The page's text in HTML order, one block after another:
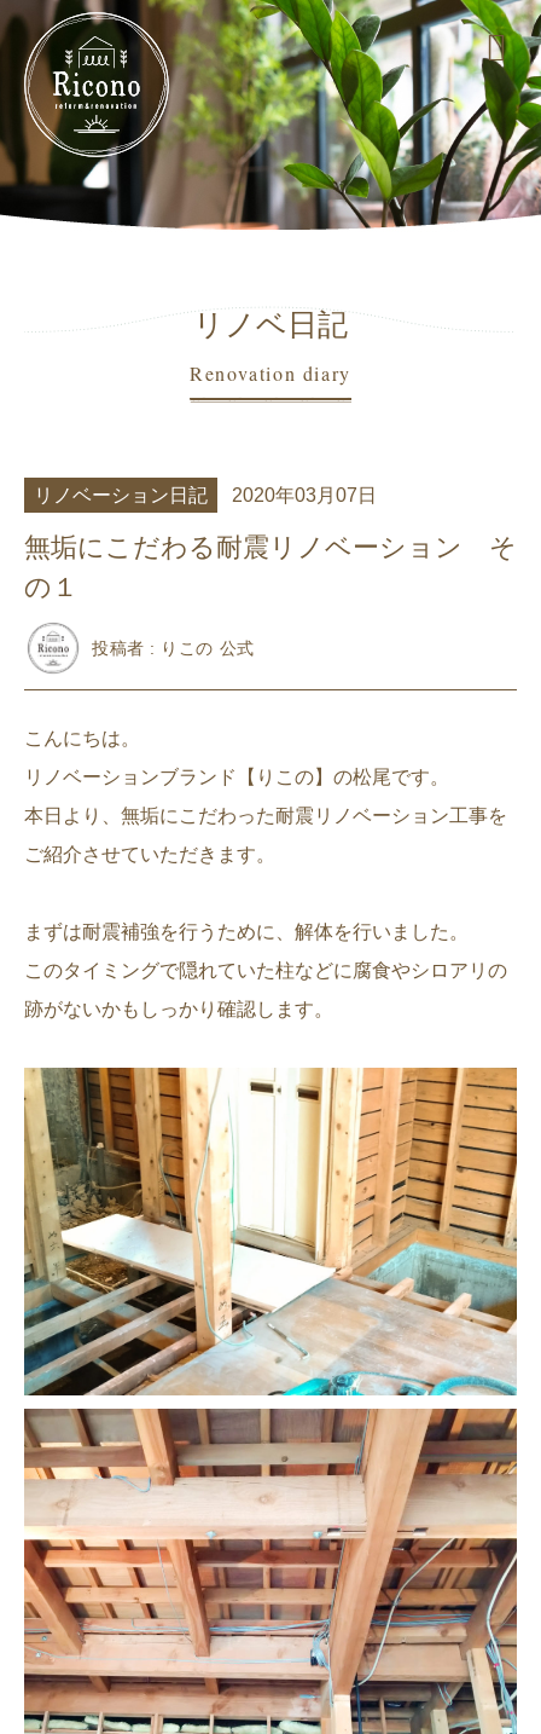
リノベ日記
Renovation diary
リノベーション日記 2020年03月07日
無垢にこだわる耐震リノベーション そ
の１
投稿者 : りこの 公式
こんにちは。
リノベーションブランド【りこの】の松尾です。
本日より、無垢にこだわった耐震リノベーション工事を
ご紹介させていただきます。
まずは耐震補強を行うために、解体を行いました。
このタイミングで隠れていた柱などに腐食やシロアリの
跡がないかもしっかり確認します。